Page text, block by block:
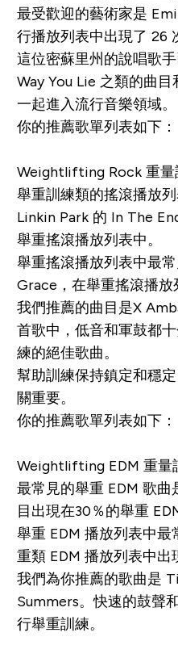
最受歡迎的藝術家是
行播放列表中出現了 26
這位密蘇里州的說唱歌
Way You Lie 之類的曲目
一起進入流行音樂領域。
你的推薦歌單列表如下：
Weightlifting Rock 重量
舉重訓練類的搖滾播放
Linkin Park 的 In The
舉重搖滾播放列表中。
舉重搖滾播放列表中最
Grace，在舉重搖滾播放
我們推薦的曲目是X
首歌中，低音和軍鼓都十
練的絕佳歌曲。
幫助訓練保持鎮定和穩
關重要。
你的推薦歌單列表如下：
Weightlifting EDM 重量
最常見的舉重 EDM 歌
目出現在30％的舉重
舉重 EDM 播放列表中
重類 EDM 播放列表中出
我們為你推薦的歌曲是
Summers。快速的鼓聲
行舉重訓練。